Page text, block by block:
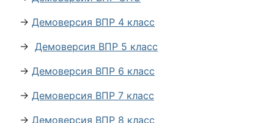
→ Демоверсия ВПР 4 класс
→ Демоверсия ВПР 5 класс
→ Демоверсия ВПР 6 класс
→ Демоверсия ВПР 7 класс
→ Демоверсия ВПР 8 класс